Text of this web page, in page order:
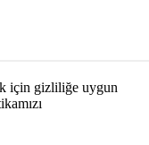
için gizliliğe uygun